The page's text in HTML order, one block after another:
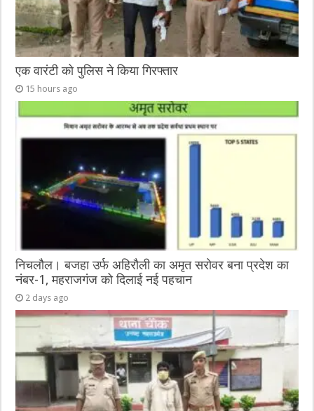
एक वारंटी को पुलिस ने किया गिरफ्तार
15 hours ago
निचलौल। बजहा उर्फ अहिरौली का अमृत सरोवर बना प्रदेश का
नंबर-1, महराजगंज को दिलाई नई पहचान
2 days ago